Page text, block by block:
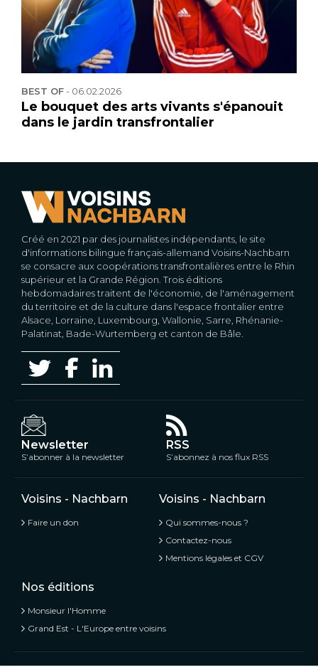
BEST OF- 06.02.2026
Le bouquet des arts vivants s'épanouit
dans le jardin transfrontalier
Créé en 2021 par des journalistes indépendants, le site
d'informations bilingue français-allemand Voisins-Nachbarn
se consacre aux coopérations transfrontalières entre le Rhin
supérieur et la Grande Région. Trois éditions
hebdomadaires traitent de l'économie, de l'aménagement
du territoire et de la culture dans l'espace frontalier entre
Alsace, Lorraine, Luxembourg, Wallonie, Sarre, Rhénanie-
Palatinat, Bade-Wurtemberg et canton de Bâle.
Newsletter
S’abonner à la newsletter
RSS
S’abonnez à nos flux RSS
Voisins - Nachbarn
Faire un don
Voisins - Nachbarn
Qui sommes-nous ?
Contactez-nous
Mentions légales et CGV
Nos éditions
Monsieur l'Homme
Grand Est - L'Europe entre voisins